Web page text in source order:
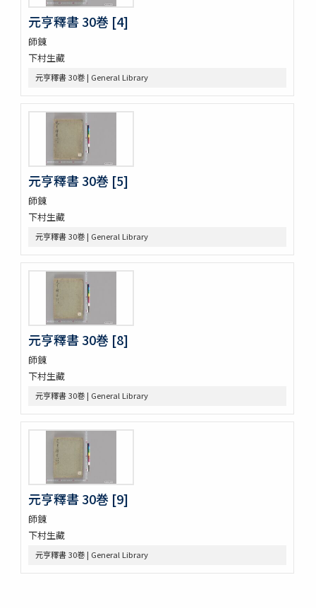
古今集類辭 2巻
甲府新聞
論語 10巻
つれつれ 2巻
中華若木詩抄 4巻
倭名類聚鈔 20巻
令義解 10巻
論語 10巻
論語 10巻
立齋先生標題觧註音釋十八史畧 7巻
元亨釋書 30巻
論語 10巻
孟子 14巻
大學
中庸 1巻坿補音釋1巻
周易 9巻坿略例 2巻
塵添壒囊鈔 20巻
伊㔟 2巻
日本書紀抄 3巻
二十四孝
略要抄 3巻
倭玉篇 3巻 (存1巻)
大藏一覽集 10巻
唐三體詩註 3巻首1巻
新編排韻増廣事類氏族大全 10巻 (存1巻)
文選 60巻目録1巻
重刋貞和類聚祖苑聯芳集 10巻
大諸禮集 17巻
源氏物語 54巻
兀菴和尚語録
中庸章句詳説
帝鑑圖説 2巻
見聞軍抄 8巻 (存7巻)
元亨釋書 30巻 [4]
師錬
下村生藏
元亨釋書 30巻 | General Library
元亨釋書 30巻 [5]
師錬
下村生藏
元亨釋書 30巻 | General Library
元亨釋書 30巻 [8]
師錬
下村生藏
元亨釋書 30巻 | General Library
元亨釋書 30巻 [9]
師錬
下村生藏
元亨釋書 30巻 | General Library